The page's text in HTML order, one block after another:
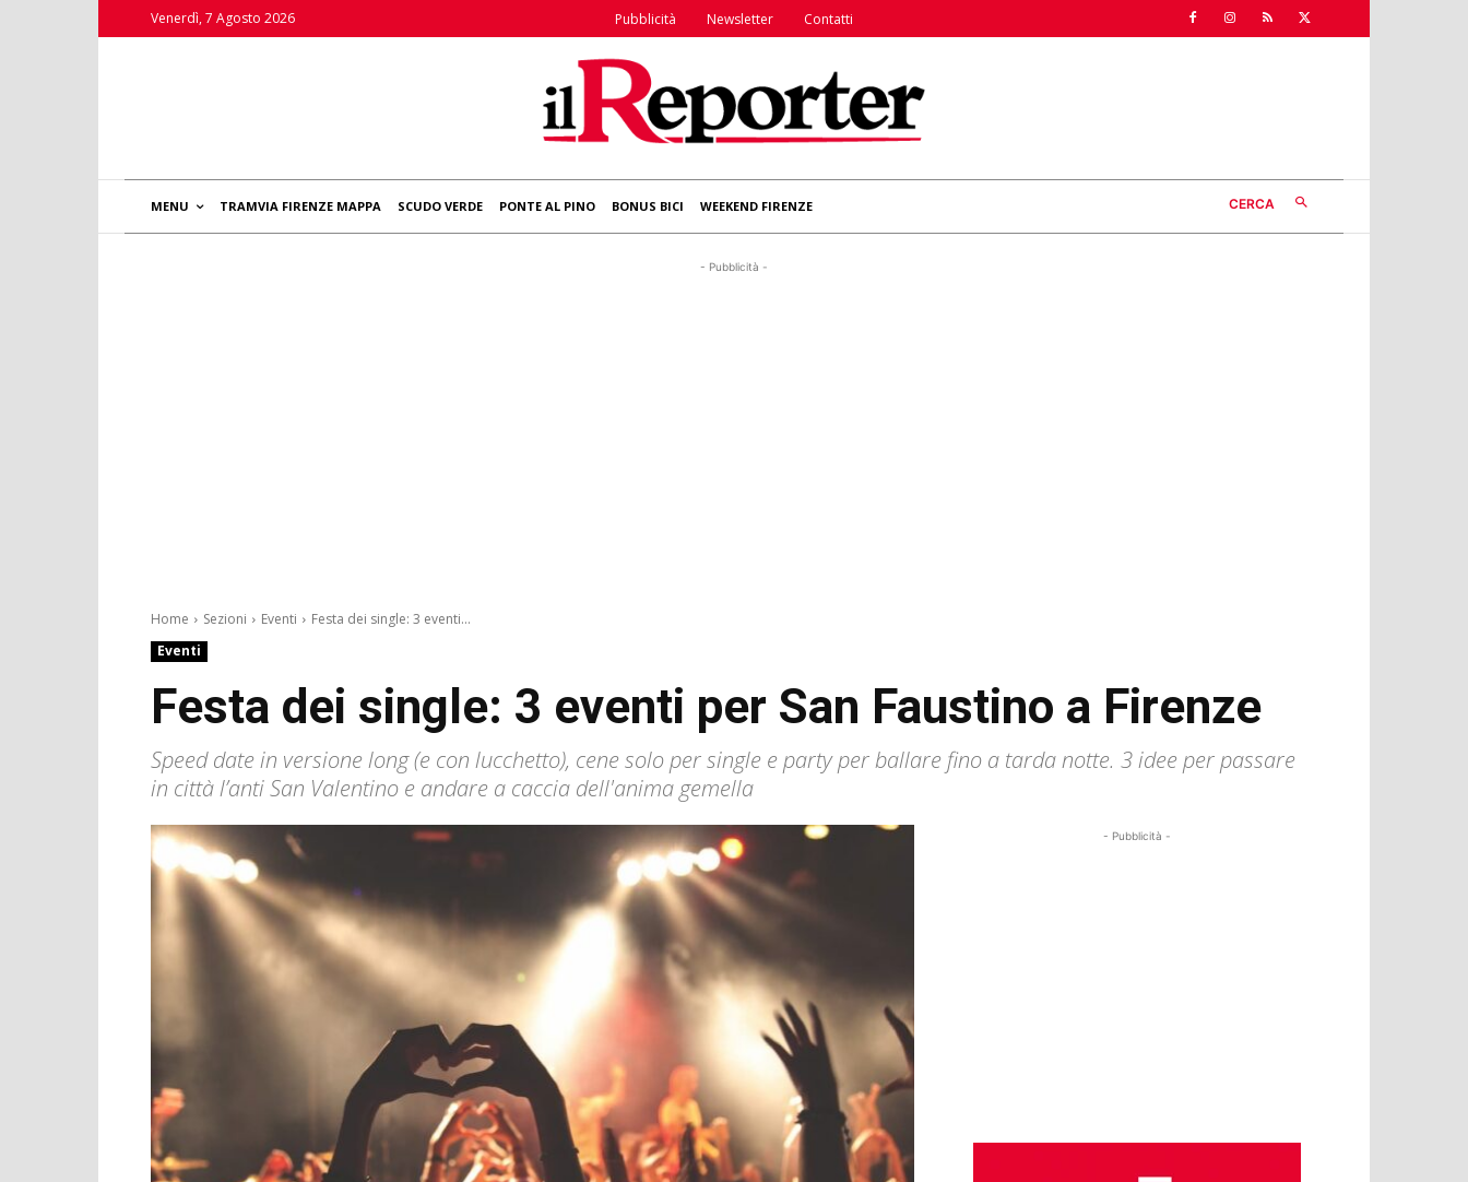
Venerdì, 7 Agosto 2026 Pubblicità Newsletter Contatti
MENU TRAMVIA FIRENZE MAPPA SCUDO VERDE PONTE AL PINO BONUS BICI WEEKEND FIRENZE CERCA
- Pubblicità -
Home Sezioni Eventi
Festa dei single: 3 eventi...
Eventi
Festa dei single: 3 eventi per San Faustino a Firenze
Speed date in versione long (e con lucchetto), cene solo per single e party per ballare fino a tarda notte. 3 idee per passare
in città l’anti San Valentino e andare a caccia dell'anima gemella
- Pubblicità -